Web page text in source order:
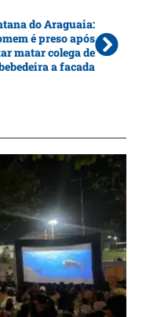
do Araguaia:
é preso após
matar colega de
a facada